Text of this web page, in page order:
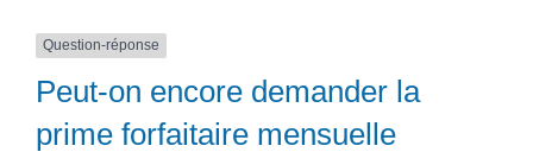
Question-réponse
Peut-on encore demander la
prime forfaitaire mensuelle